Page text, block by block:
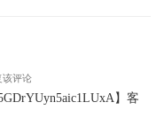
该评论
】客